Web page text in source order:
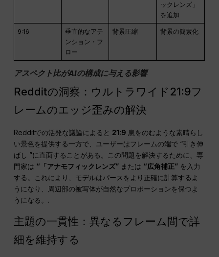
ックレンズ」
を追加
9:16
垂直的なアテ
ンション・フ
ロー
背景圧縮 背景の簡素化
アスペクト比がAIの構成に与える影響
Redditの洞察：ウルトラワイド21:9フ
レームのエッジ歪みの解決
Redditでの活発な議論によると 21:9 息をのむような素晴らし
い景色を提供する一方で、ユーザーはフレームの端で “引き伸
ばし ”に直面することがある。この問題を解決するために、専
門家は “「アナモフィックレンズ” または “広角補正” を入力
する。これにより、モデルはパースをより正確に計算するよ
うになり、周辺部の被写体が自然なプロポーションを保つよ
うになる。.
主題の一貫性：異なるフレーム間で詳
細を維持する